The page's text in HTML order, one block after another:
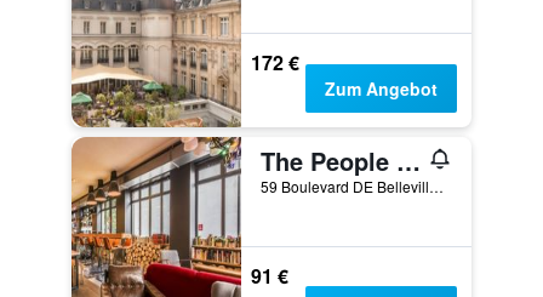
172 €
Zum Angebot
The People Paris Belleville
59 Boulevard DE Belleville, Paris, Frankreich
91 €